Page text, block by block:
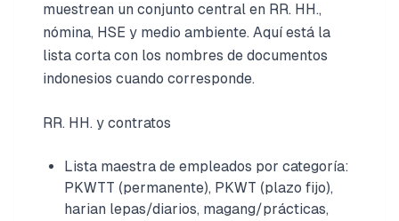
muestrean un conjunto central en RR. HH.,
nómina, HSE y medio ambiente. Aquí está la
lista corta con los nombres de documentos
indonesios cuando corresponde.
RR. HH. y contratos
Lista maestra de empleados por categoría:
PKWTT (permanente), PKWT (plazo fijo),
harian lepas/diarios, magang/prácticas,